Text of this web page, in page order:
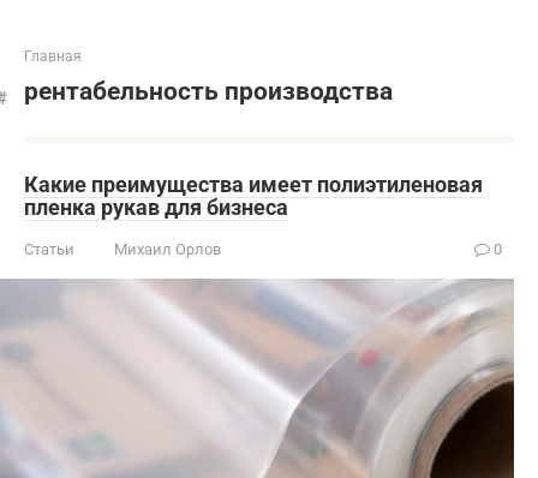
Главная
рентабельность производства
Какие преимущества имеет полиэтиленовая
пленка рукав для бизнеса
Статьи Михаил Орлов 0